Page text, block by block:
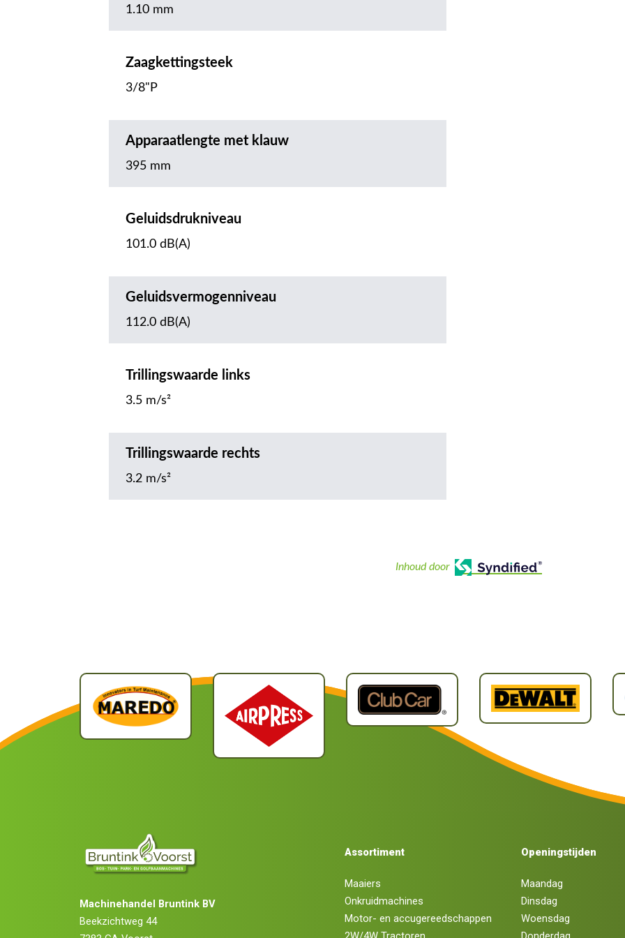
1.10 mm
Zaagkettingsteek
3/8"P
Apparaatlengte met klauw
395 mm
Geluidsdrukniveau
101.0 dB(A)
Geluidsvermogenniveau
112.0 dB(A)
Trillingswaarde links
3.5 m/s²
Trillingswaarde rechts
3.2 m/s²
Inhoud door
Machinehandel Bruntink BV
Beekzichtweg 44
Assortiment
Maaiers
Onkruidmachines
Motor- en accugereedschappen
Openingstijden
Maandag
Dinsdag
Woensdag